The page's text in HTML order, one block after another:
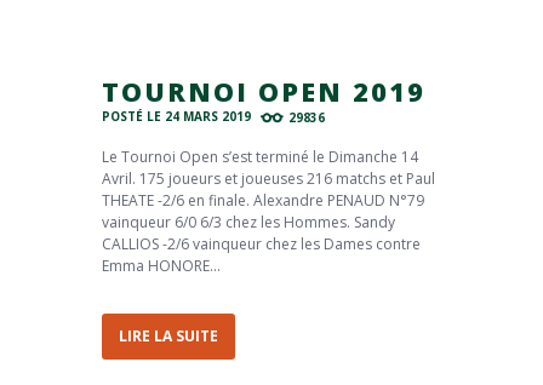
TOURNOI OPEN 2019
POSTÉ LE 24 MARS 2019 29836
Le Tournoi Open s’est terminé le Dimanche 14
Avril. 175 joueurs et joueuses 216 matchs et Paul
THEATE -2/6 en finale. Alexandre PENAUD N°79
vainqueur 6/0 6/3 chez les Hommes. Sandy
CALLIOS -2/6 vainqueur chez les Dames contre
Emma HONORE...
LIRE LA SUITE